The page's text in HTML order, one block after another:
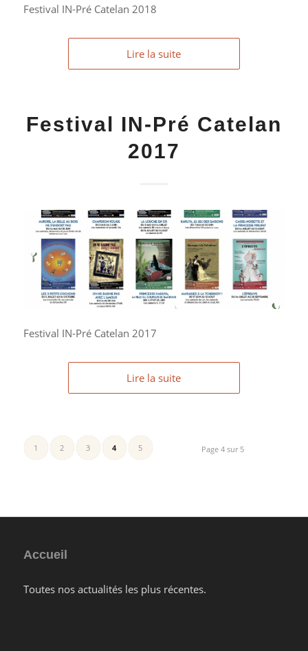
Festival IN-Pré Catelan 2018
Lire la suite
Festival IN-Pré Catelan
2017
Festival IN-Pré Catelan 2017
Lire la suite
Page 4 sur 5
1 2 3 4 5
Accueil
Toutes nos actualités les plus récentes.